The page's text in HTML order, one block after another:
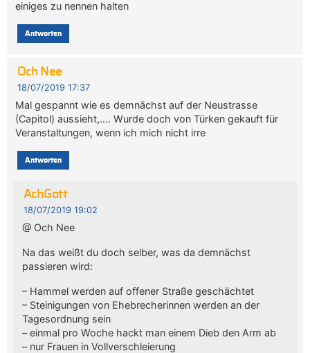
einiges zu nennen halten
Antworten
Och Nee
18/07/2019 17:37
Mal gespannt wie es demnächst auf der Neustrasse
(Capitol) aussieht,…. Wurde doch von Türken gekauft für
Veranstaltungen, wenn ich mich nicht irre
Antworten
AchGott
18/07/2019 19:02
@ Och Nee
Na das weißt du doch selber, was da demnächst
passieren wird:
– Hammel werden auf offener Straße geschächtet
– Steinigungen von Ehebrecherinnen werden an der
Tagesordnung sein
– einmal pro Woche hackt man einem Dieb den Arm ab
– nur Frauen in Vollverschleierung